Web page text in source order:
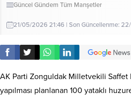
Güncel Gündem Tüm Manşetler
21/05/2026 21:46 | Son Güncellenme:
AK Parti Zonguldak Milletvekili Saffet
yapılması planlanan 100 yataklı